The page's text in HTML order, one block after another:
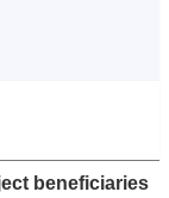
beneficiaries